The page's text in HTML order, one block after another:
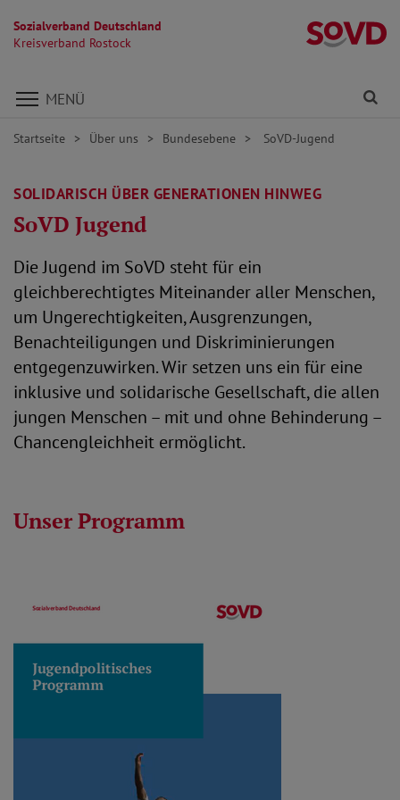
Sozialverband Deutschland
Kreisverband Rostock
Direkt zu den Inhalten springen
MENÜ
Startseite Über uns Bundesebene SoVD-Jugend
SOLIDARISCH ÜBER GENERATIONEN HINWEG
SoVD Jugend
Die Jugend im SoVD steht für ein
gleichberechtigtes Miteinander aller Menschen,
um Ungerechtigkeiten, Ausgrenzungen,
Benachteiligungen und Diskriminierungen
entgegenzuwirken. Wir setzen uns ein für eine
inklusive und solidarische Gesellschaft, die allen
jungen Menschen – mit und ohne Behinderung –
Chancengleichheit ermöglicht.
Unser Programm